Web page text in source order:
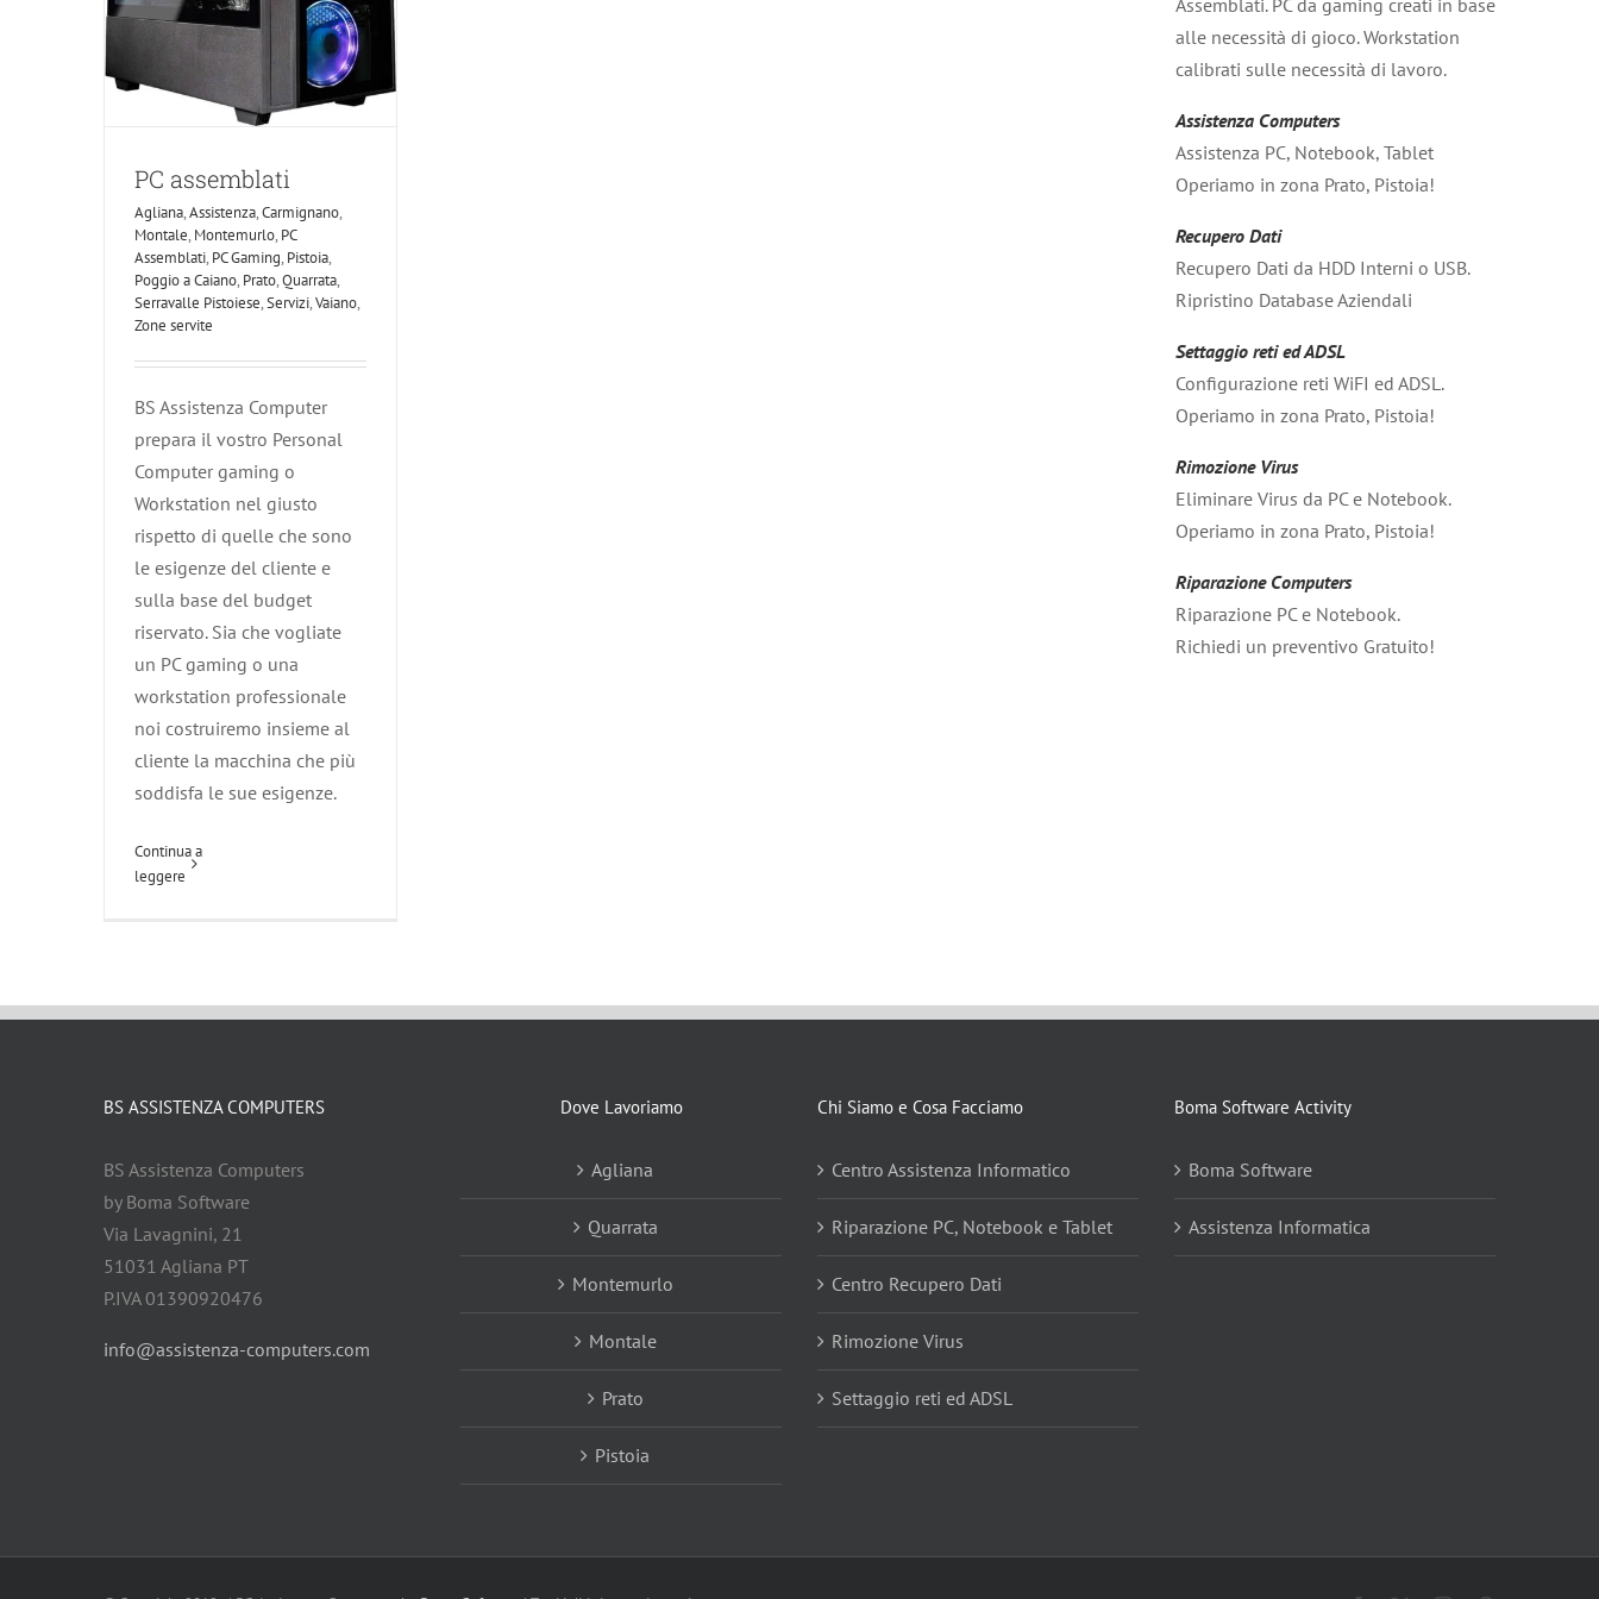
PC assemblati
Agliana,Assistenza,Carmignano,
Montale,Montemurlo,PC
Assemblati,PC Gaming,Pistoia,
Poggio a Caiano,Prato,Quarrata,
Serravalle Pistoiese,Servizi,Vaiano,
Zone servite
BS Assistenza Computer
prepara il vostro Personal
Computer gaming o
Workstation nel giusto
rispetto di quelle che sono
le esigenze del cliente e
sulla base del budget
riservato. Sia che vogliate
un PC gaming o una
workstation professionale
noi costruiremo insieme al
cliente la macchina che più
soddisfa le sue esigenze.
Continua a
leggere
Assemblati. PC da gaming creati in base
alle necessità di gioco. Workstation
calibrati sulle necessità di lavoro.
Assistenza Computers
Assistenza PC, Notebook, Tablet
Operiamo in zona Prato, Pistoia!
Recupero Dati
Recupero Dati da HDD Interni o USB.
Ripristino Database Aziendali
Settaggio reti ed ADSL
Configurazione reti WiFI ed ADSL.
Operiamo in zona Prato, Pistoia!
Rimozione Virus
Eliminare Virus da PC e Notebook.
Operiamo in zona Prato, Pistoia!
Riparazione Computers
Riparazione PC e Notebook.
Richiedi un preventivo Gratuito!
BS ASSISTENZA COMPUTERS
BS Assistenza Computers
by Boma Software
Via Lavagnini, 21
51031 Agliana PT
P.IVA 01390920476
info@assistenza-computers.com
Dove Lavoriamo
Agliana
Quarrata
Montemurlo
Montale
Prato
Pistoia
Chi Siamo e Cosa Facciamo
Centro Assistenza Informatico
Riparazione PC, Notebook e Tablet
Centro Recupero Dati
Rimozione Virus
Settaggio reti ed ADSL
Boma Software Activity
Boma Software
Assistenza Informatica